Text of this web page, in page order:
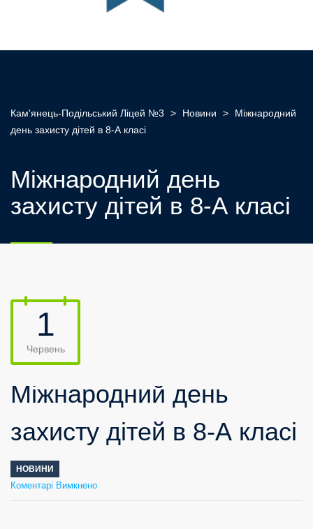
Кам'янець-Подільський Ліцей №3 > Новини >
Міжнародний
день захисту дітей в 8-А класі
Міжнародний день
захисту дітей в 8-А класі
1
Червень
Міжнародний день
захисту дітей в 8-А класі
НОВИНИ
Коментарі Вимкненодо
Міжнародний
день
в
8-
А